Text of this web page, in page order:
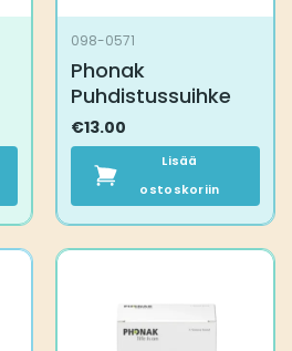
098-0571
Phonak
Puhdistussuihke
€13.00
Lisää
ostoskoriin